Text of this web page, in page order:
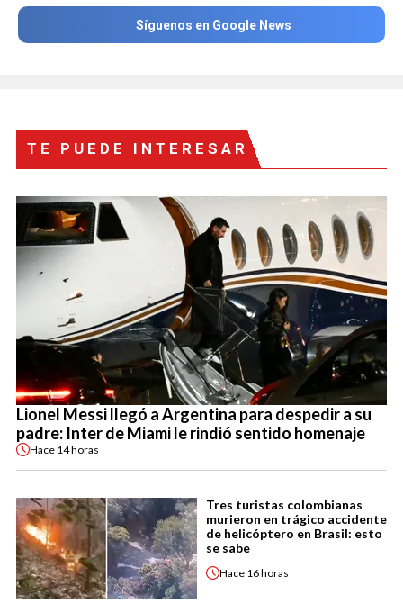
Síguenos en Google News
TE PUEDE INTERESAR
Lionel Messi llegó a Argentina para despedir a su
padre: Inter de Miami le rindió sentido homenaje
Hace 14 horas
Tres turistas colombianas
murieron en trágico accidente
de helicóptero en Brasil: esto
se sabe
Hace 16 horas